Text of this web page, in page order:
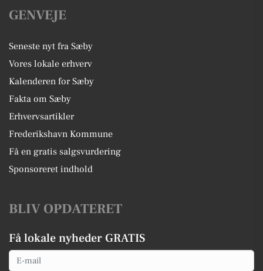
GENVEJE
Seneste nyt fra Sæby
Vores lokale erhverv
Kalenderen for Sæby
Fakta om Sæby
Erhvervsartikler
Frederikshavn Kommune
Få en gratis salgsvurdering
Sponsoreret indhold
BLIV OPDATERET
Få lokale nyheder GRATIS
Email